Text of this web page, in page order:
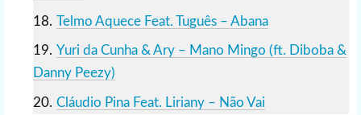
Telmo Aquece Feat. Tuguês – Abana
Yuri da Cunha & Ary – Mano Mingo (ft. Diboba &
Danny Peezy)
Cláudio Pina Feat. Liriany – Não Vai